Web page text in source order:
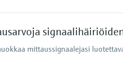
mittaussignaalejasi